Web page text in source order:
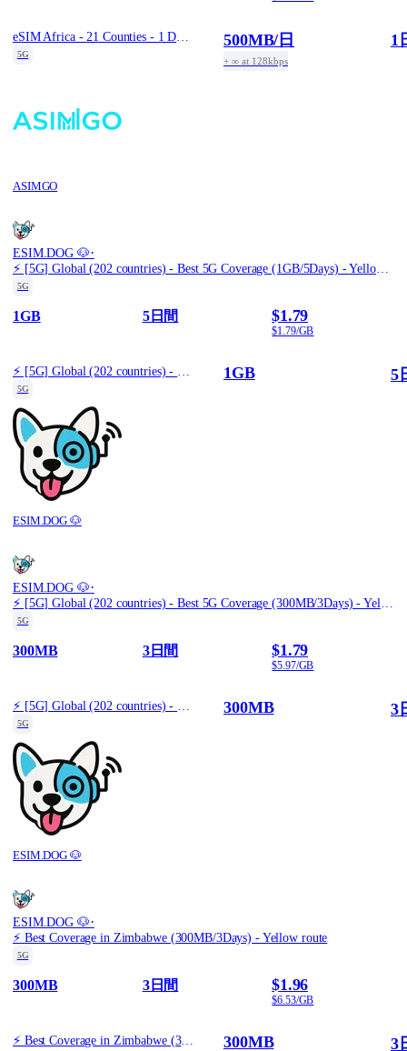
5G
ASIMGO
500MB/日
+ ∞ at 128kbps
1
ESIM.DOG 🐶·
⚡️ [5G] Global (202 countries) - Best 5G Coverage (1GB/5Days) - Yellow route
5G
1GB 5日間 $1.79
$1.79/GB
5G
ESIM.DOG 🐶
1GB 5
ESIM.DOG 🐶·
5G
300MB 3日間 $1.79
$5.97/GB
5G
ESIM.DOG 🐶
300MB 3
ESIM.DOG 🐶·
⚡️ Best Coverage in Zimbabwe (300MB/3Days) - Yellow route
5G
300MB 3日間 $1.96
$6.53/GB
⚡️ Best Coverage in Zimbabwe (300MB/3Days) - Yellow route 300MB 3